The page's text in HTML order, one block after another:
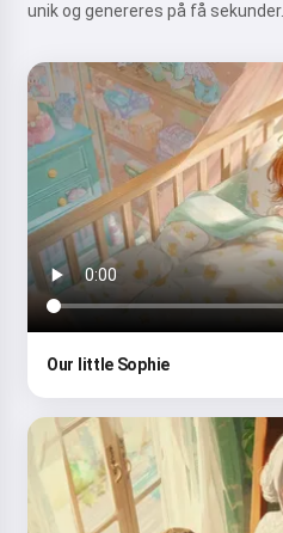
unik og genereres på få sekunder.
Our little Sophie